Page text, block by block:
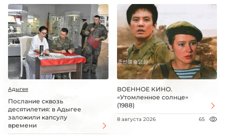
Адыгея
Послание сквозь
десятилетия: в Адыгее
заложили капсулу
времени
ВОЕННОЕ КИНО.
«Утомленное солнце»
(1988)
8 августа 2026 65